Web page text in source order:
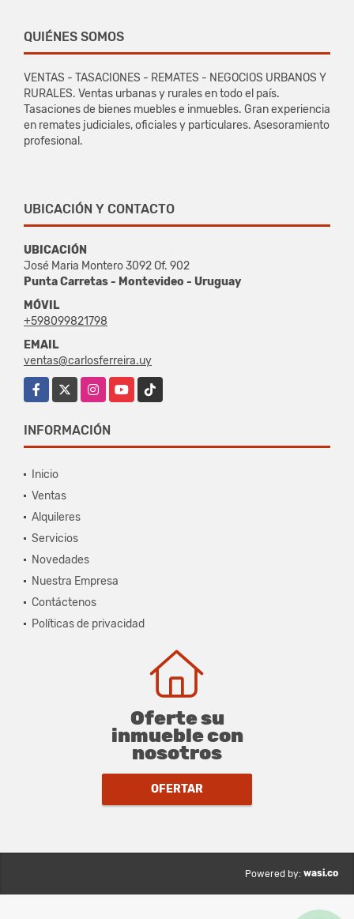
QUIÉNES SOMOS
VENTAS - TASACIONES - REMATES - NEGOCIOS URBANOS Y
RURALES. Ventas urbanas y rurales en todo el país.
Tasaciones de bienes muebles e inmuebles. Gran experiencia
en remates judiciales, oficiales y particulares. Asesoramiento
profesional.
UBICACIÓN Y CONTACTO
UBICACIÓN
José Maria Montero 3092 Of. 902
Punta Carretas - Montevideo - Uruguay
MÓVIL
+598099821798
EMAIL
ventas@carlosferreira.uy
Facebook
InstagramYouTubeTikTok
INFORMACIÓN
Inicio
Ventas
Alquileres
Servicios
Novedades
Nuestra Empresa
Contáctenos
Políticas de privacidad
Oferte su
inmueble con
nosotros
OFERTAR
Powered by: wasi.co